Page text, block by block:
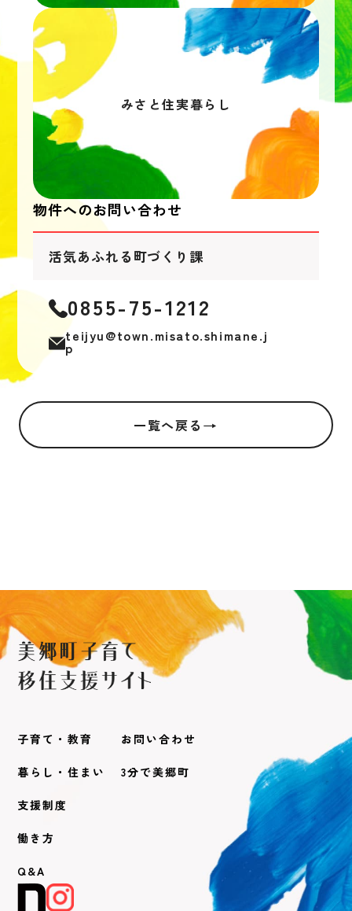
みさと住実暮らし
物件へのお問い合わせ
活気あふれる町づくり課
0855-75-1212
teijyu@town.misato.shimane.j
p
一覧へ戻る →
子育て・教育
暮らし・住まい
支援制度
働き方
Q&A
お問い合わせ
3分で美郷町